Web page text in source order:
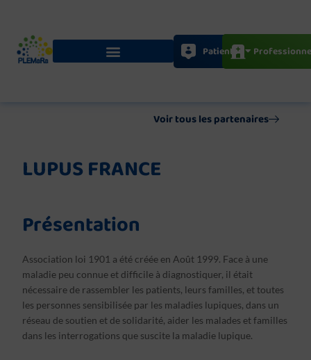
contenu
Patients
Voir tous les partenaires
LUPUS FRANCE
Présentation
Association loi 1901 a été créée en Août 1999. Face à une
maladie peu connue et difficile à diagnostiquer, il était
nécessaire de rassembler les patients, leurs familles, et toutes
les personnes sensibilisée par les maladies lupiques, dans un
réseau de soutien et de solidarité, aider les malades et familles
dans les interrogations que suscite la maladie lupique.